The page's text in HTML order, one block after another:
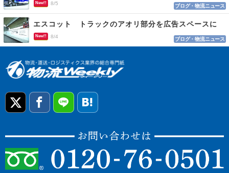
New!! 8/5 ブログ・物流ニュース
エスコット トラックのアオリ部分を広告スペースに
New!! 8/4 ブログ・物流ニュース